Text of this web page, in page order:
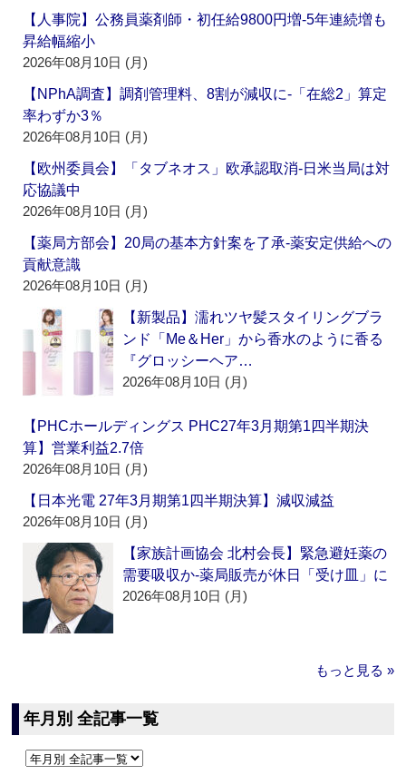
【人事院】公務員薬剤師・初任給9800円増‐5年連続増も
昇給幅縮小
2026年08月10日 (月)
【NPhA調査】調剤管理料、8割が減収に‐「在総2」算定
率わずか3％
2026年08月10日 (月)
【欧州委員会】「タブネオス」欧承認取消‐日米当局は対
応協議中
2026年08月10日 (月)
【薬局方部会】20局の基本方針案を了承‐薬安定供給への
貢献意識
2026年08月10日 (月)
【新製品】濡れツヤ髪スタイリングブラ
ンド「Me＆Her」から香水のように香る
『グロッシーヘア…
2026年08月10日 (月)
【PHCホールディングス PHC27年3月期第1四半期決
算】営業利益2.7倍
2026年08月10日 (月)
【日本光電 27年3月期第1四半期決算】減収減益
2026年08月10日 (月)
【家族計画協会 北村会長】緊急避妊薬の
需要吸収か‐薬局販売が休日「受け皿」に
2026年08月10日 (月)
もっと見る »
年月別 全記事一覧